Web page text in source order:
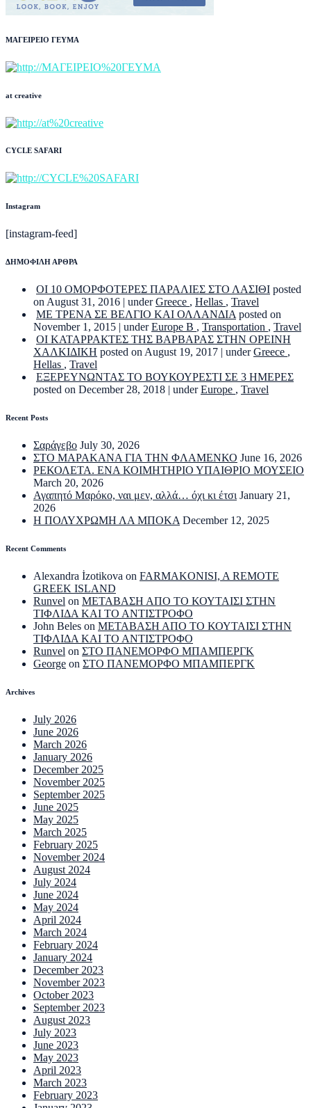
ΜΑΓΕΙΡΕΙΟ ΓΕΥΜΑ
at creative
CYCLE SAFARI
Instagram
[instagram-feed]
ΔΗΜΟΦΙΛΗ ΑΡΘΡΑ
ΟΙ 10 ΟΜΟΡΦΟΤΕΡΕΣ ΠΑΡΑΛΙΕΣ ΣΤΟ ΛΑΣΙΘΙ posted
on August 31, 2016 | underGreece , Hellas , Travel
ΜΕ ΤΡΕΝΑ ΣΕ ΒΕΛΓΙΟ ΚΑΙ ΟΛΛΑΝΔΙΑ posted on
November 1, 2015 | underEurope B , Transportation , Travel
ΟΙ ΚΑΤΑΡΡΑΚΤΕΣ ΤΗΣ ΒΑΡΒΑΡΑΣ ΣΤΗΝ ΟΡΕΙΝΗ
ΧΑΛΚΙΔΙΚΗ posted on August 19, 2017 | underGreece ,
Hellas , Travel
ΕΞΕΡΕΥΝΩΝΤΑΣ ΤΟ ΒΟΥΚΟΥΡΕΣΤΙ ΣΕ 3 ΗΜΕΡΕΣ
posted on December 28, 2018 | underEurope , Travel
Recent Posts
Σαράγεβο July 30, 2026
ΣΤΟ ΜΑΡΑΚΑΝΑ ΓΙΑ ΤΗΝ ΦΛΑΜΕΝΚΟ June 16, 2026
ΡΕΚΟΛΕΤΑ. ΕΝΑ ΚΟΙΜΗΤΗΡΙΟ ΥΠΑΙΘΡΙΟ ΜΟΥΣΕΙΟ
March 20, 2026
Αγαπητό Μαρόκο, ναι μεν, αλλά… όχι κι έτσι January 21,
2026
Η ΠΟΛΥΧΡΩΜΗ ΛΑ ΜΠΟΚΑ December 12, 2025
Recent Comments
Alexandra İzotikova on FARMAKONISI, A REMOTE
GREEK ISLAND
Runvel on ΜΕΤΑΒΑΣΗ ΑΠΟ ΤΟ ΚΟΥΤΑΙΣΙ ΣΤΗΝ
ΤΙΦΛΙΔΑ ΚΑΙ ΤΟ ΑΝΤΙΣΤΡΟΦΟ
John Beles on ΜΕΤΑΒΑΣΗ ΑΠΟ ΤΟ ΚΟΥΤΑΙΣΙ ΣΤΗΝ
ΤΙΦΛΙΔΑ ΚΑΙ ΤΟ ΑΝΤΙΣΤΡΟΦΟ
Runvel on ΣΤΟ ΠΑΝΕΜΟΡΦΟ ΜΠΑΜΠΕΡΓΚ
George on ΣΤΟ ΠΑΝΕΜΟΡΦΟ ΜΠΑΜΠΕΡΓΚ
Archives
July 2026
June 2026
March 2026
January 2026
December 2025
November 2025
September 2025
June 2025
May 2025
March 2025
February 2025
November 2024
August 2024
July 2024
June 2024
May 2024
April 2024
March 2024
February 2024
January 2024
December 2023
November 2023
October 2023
September 2023
August 2023
July 2023
June 2023
May 2023
April 2023
March 2023
February 2023